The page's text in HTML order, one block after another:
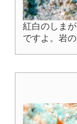
紅白のしま
ですよ。岩